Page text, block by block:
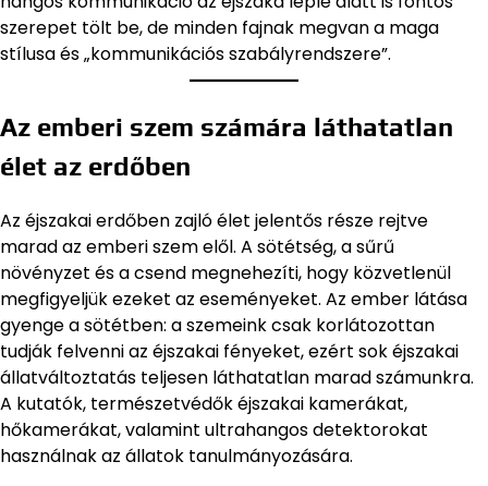
szerepet tölt be, de minden fajnak megvan a maga
stílusa és „kommunikációs szabályrendszere”.
Az emberi szem számára láthatatlan
élet az erdőben
Az éjszakai erdőben zajló élet jelentős része rejtve
marad az emberi szem elől. A sötétség, a sűrű
növényzet és a csend megnehezíti, hogy közvetlenül
megfigyeljük ezeket az eseményeket. Az ember látása
gyenge a sötétben: a szemeink csak korlátozottan
tudják felvenni az éjszakai fényeket, ezért sok éjszakai
állatváltoztatás teljesen láthatatlan marad számunkra.
A kutatók, természetvédők éjszakai kamerákat,
hőkamerákat, valamint ultrahangos detektorokat
használnak az állatok tanulmányozására.